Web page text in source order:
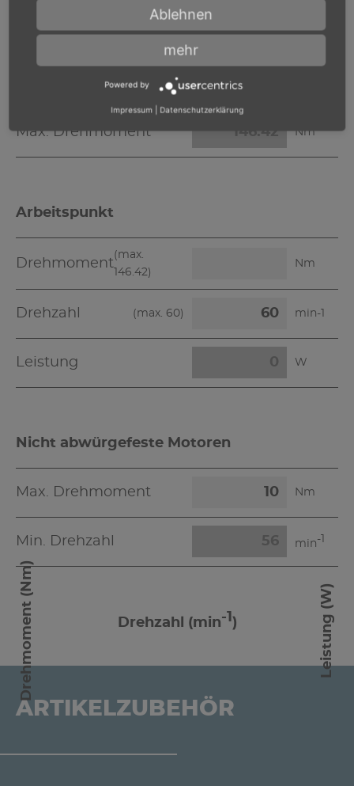
Lastdrehzahl min-1
Max. Leistung
Max. Drehmoment Nm
Arbeitspunkt
Drehmoment
(max.
146.42)
Nm
Drehzahl (max. 60) min-1
Leistung W
Nicht abwürgefeste Motoren
Max. Drehmoment Nm
Min. Drehzahl min-1
Drehmoment (Nm) Leistung (W)
Drehzahl (min-1 )
ARTIKELZUBEHÖR
Ablehnen
mehr
Powered by
Impressum Datenschutzerklärung